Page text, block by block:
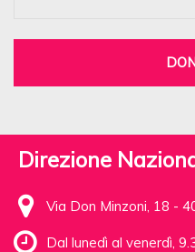
Direzione
Via Don Minzoni, 18 -
Dal lunedì al venerdì,